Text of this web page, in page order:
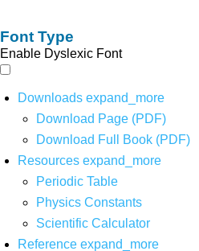
Font Type
Enable Dyslexic Font
Downloads expand_more
Download Page (PDF)
Download Full Book (PDF)
Resources expand_more
Periodic Table
Physics Constants
Scientific Calculator
Reference expand_more